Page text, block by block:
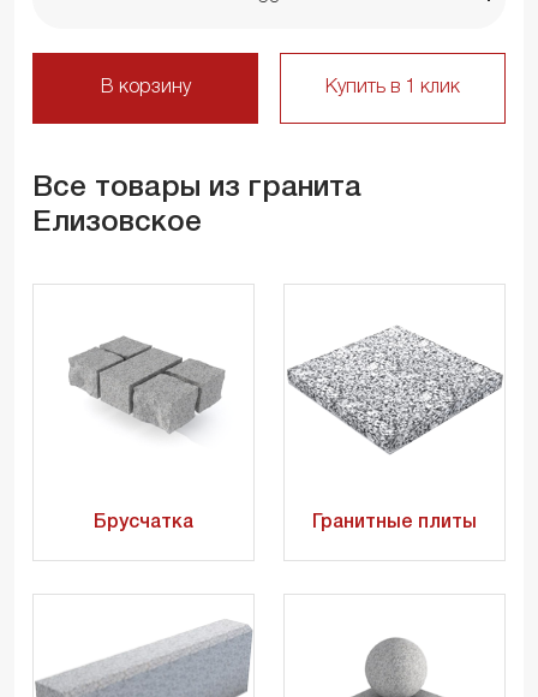
В корзину Купить в 1 клик
Все товары из гранита
Елизовское
Брусчатка Гранитные плиты